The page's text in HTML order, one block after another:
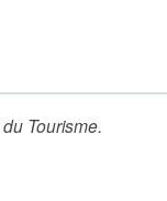
Tourisme.